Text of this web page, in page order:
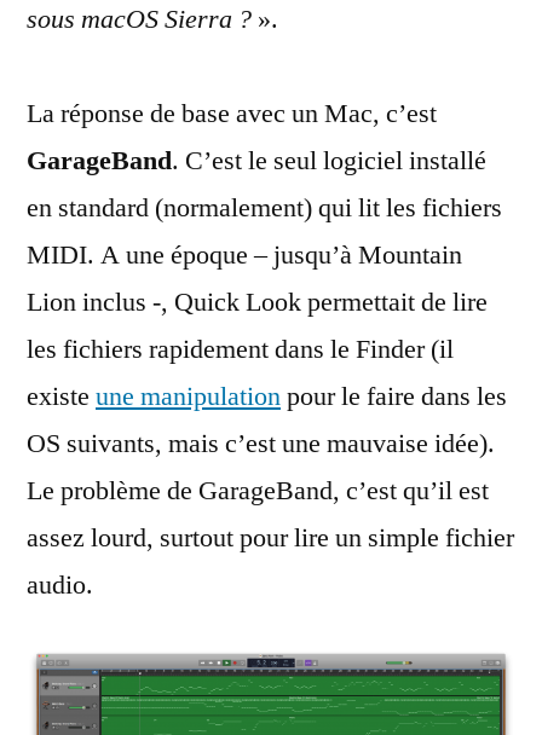
macOS
sous macOS Sierra ? ».
La réponse de base avec un Mac, c’est
GarageBand. C’est le seul logiciel installé
en standard (normalement) qui lit les fichiers
MIDI. A une époque – jusqu’à Mountain
Lion inclus -, Quick Look permettait de lire
les fichiers rapidement dans le Finder (il
existe une manipulationpour le faire dans les
OS suivants, mais c’est une mauvaise idée).
Le problème de GarageBand, c’est qu’il est
assez lourd, surtout pour lire un simple fichier
audio.